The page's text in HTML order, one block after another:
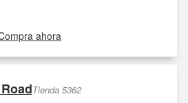
ahora
Tienda 5362